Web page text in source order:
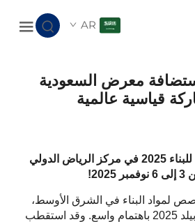
AR
معرض السعودية
سيُقام معرض السعودية للبناء 2025 في مركز الرياض الدولي
لمواد البناء في الشرق الأوسط،
حظي معرض السعودية بيلد 2025 باهتمام واسع. وقد استقطب